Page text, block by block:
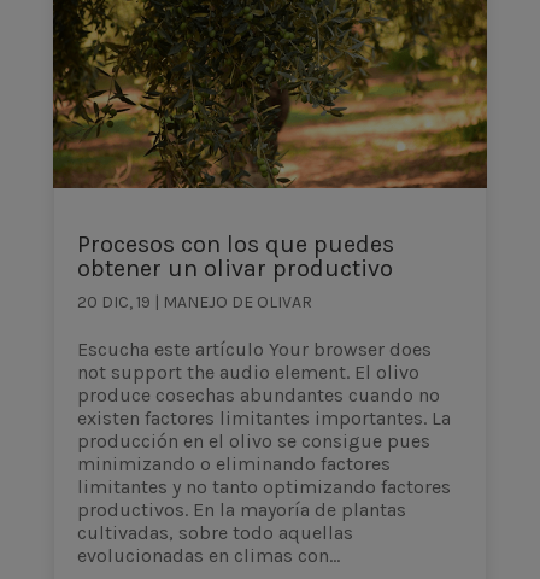
Procesos con los que puedes
obtener un olivar productivo
20 DIC, 19 | MANEJO DE OLIVAR
Escucha este artículo Your browser does
not support the audio element. El olivo
produce cosechas abundantes cuando no
existen factores limitantes importantes. La
producción en el olivo se consigue pues
minimizando o eliminando factores
limitantes y no tanto optimizando factores
productivos. En la mayoría de plantas
cultivadas, sobre todo aquellas
evolucionadas en climas con...